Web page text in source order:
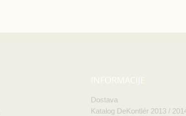
INFORMACIJE
Dostava
Katalog DeKontlér 2013 /